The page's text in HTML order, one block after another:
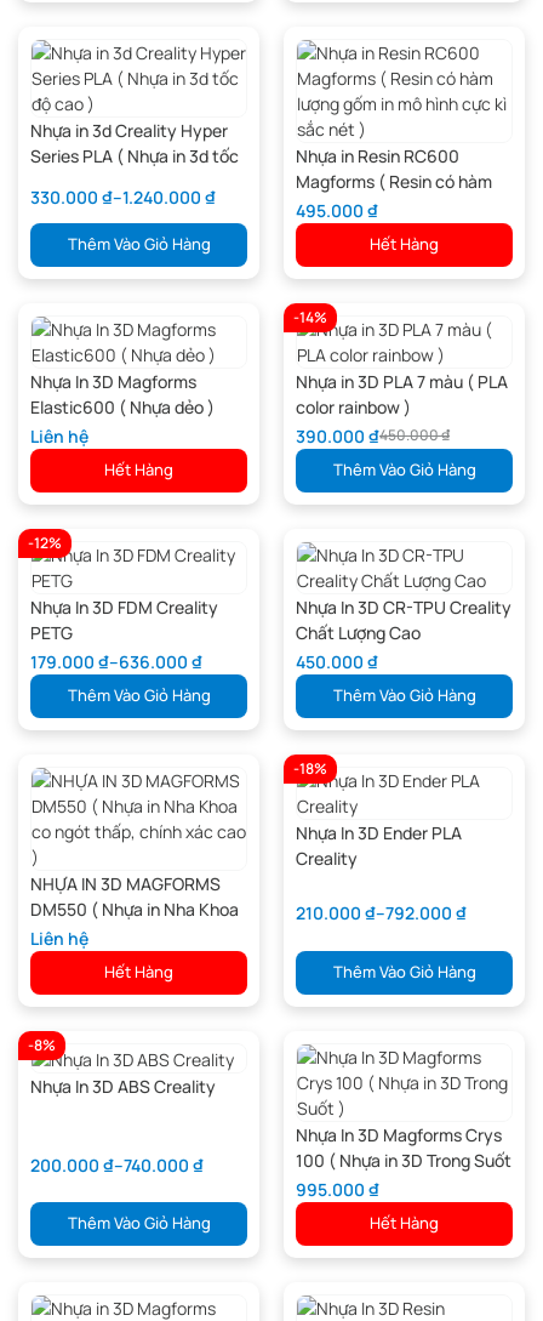
Nhựa in 3d Creality Hyper
Series PLA ( Nhựa in 3d tốc
330.000 ₫–1.240.000 ₫
Thêm Vào Giỏ Hàng
Nhựa in Resin RC600
Magforms ( Resin có hàm
lượng gốm in mô hình cực kì
sắc nét )
495.000 ₫
Hết Hàng
Nhựa In 3D Magforms
Elastic600 ( Nhựa dẻo )
Liên hệ
Hết Hàng
-14%
Nhựa in 3D PLA 7 màu ( PLA
color rainbow )
450.000₫
390.000 ₫
Thêm Vào Giỏ Hàng
-12%
Nhựa In 3D FDM Creality
PETG
179.000 ₫–636.000 ₫
Thêm Vào Giỏ Hàng
Nhựa In 3D CR-TPU Creality
Chất Lượng Cao
450.000 ₫
Thêm Vào Giỏ Hàng
NHỰA IN 3D MAGFORMS
DM550 ( Nhựa in Nha Khoa
co ngót thấp, chính xác cao
)
Liên hệ
Hết Hàng
-18%
Nhựa In 3D Ender PLA
Creality
210.000 ₫–792.000 ₫
Thêm Vào Giỏ Hàng
-8%
Nhựa In 3D ABS Creality
200.000 ₫–740.000 ₫
Thêm Vào Giỏ Hàng
Nhựa In 3D Magforms Crys
100 ( Nhựa in 3D Trong Suốt
)
995.000 ₫
Hết Hàng